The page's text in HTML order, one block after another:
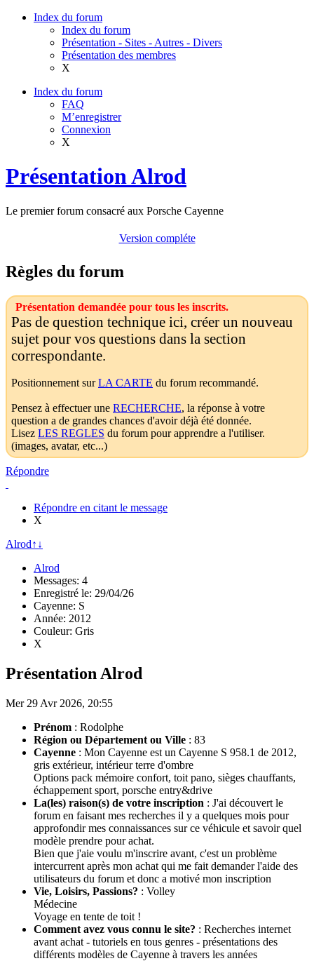
Index du forum
Index du forum
Présentation - Sites - Autres - Divers
Présentation des membres
X
Index du forum
FAQ
M’enregistrer
Connexion
X
Présentation Alrod
Le premier forum consacré aux Porsche Cayenne
Version compléte
Règles du forum
Présentation demandée pour tous les inscrits.
Pas de question technique ici, créer un nouveau
sujet pour vos questions dans la section
correspondante.
Positionnement surLA CARTE du forum recommandé.
Pensez à effectuer une RECHERCHE, la réponse à votre
question a de grandes chances d'avoir déjà été donnée.
Lisez LES REGLES du forum pour apprendre a l'utiliser.
(images, avatar, etc...)
Répondre
Répondre en citant le message
X
Alrod↑ ↓
Alrod
Messages: 4
Enregistré le: 29/04/26
Cayenne: S
Année: 2012
Couleur: Gris
X
Présentation Alrod
Mer 29 Avr 2026, 20:55
Prénom : Rodolphe
Région ou Département ou Ville : 83
Cayenne : Mon Cayenne est un Cayenne S 958.1 de 2012,
gris extérieur, intérieur terre d'ombre
Options pack mémoire confort, toit pano, sièges chauffants,
échappement sport, porsche entry&drive
La(les) raison(s) de votre inscription : J'ai découvert le
forum en faisant mes recherches il y a quelques mois pour
approfondir mes connaissances sur ce véhicule et savoir quel
modèle prendre pour achat.
Bien que j'aie voulu m'inscrire avant, c'est un problème
intercurrent après mon achat qui me fait demander l'aide des
utilisateurs du forum et donc a motivé mon inscription
Vie, Loisirs, Passions? : Volley
Médecine
Voyage en tente de toit !
Comment avez vous connu le site? : Recherches internet
avant achat - tutoriels en tous genres - présentations des
différents modèles de Cayenne à travers les années